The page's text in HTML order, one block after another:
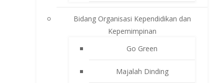
Bidang Organisasi Kependidikan dan
Kepemimpinan
Go Green
Majalah Dinding